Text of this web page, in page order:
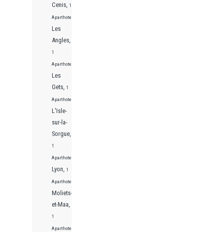
Cenis, 1
Aparthotels
Les
Angles,
1
Aparthotels
Les
Gets, 1
Aparthotels
L'Isle-
sur-la-
Sorgue,
1
Aparthotels
Lyon, 1
Aparthotels
Moliets-
et-Maa,
1
Aparthotels